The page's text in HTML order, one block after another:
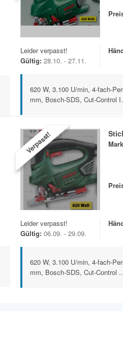
Leider verpasst!
Gültig: 28.10. - 27.11.
620 W, 3.100 U/min, 4-fach-
mm, Bosch-SDS, Cut-Control
Verpasst!
Leider verpasst!
Gültig: 06.09. - 29.09.
620 W, 3.100 U/min, 4-fach-
mm, Bosch-SDS, Cut-Control